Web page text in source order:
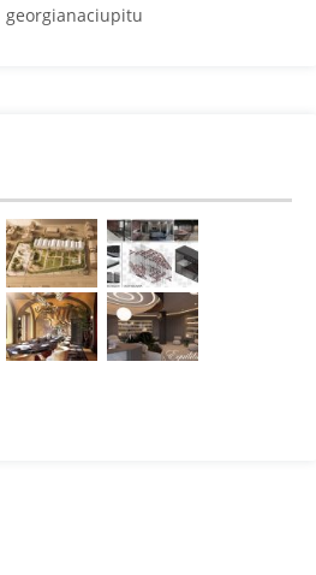
georgianaciupitu